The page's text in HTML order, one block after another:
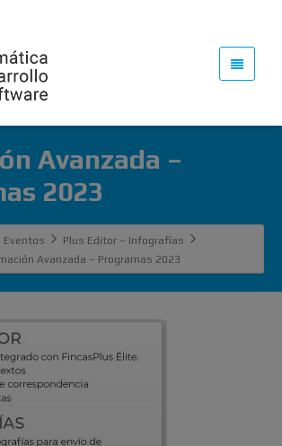
Avanzada –
2023
Eventos
Plus Editor – Infografías
Avanzada – Programas 2023